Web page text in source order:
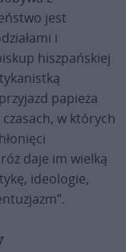
jest
i
hiszpańskiej
papieża
w których
daje im wielką
ideologie,